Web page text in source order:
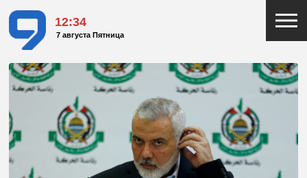
12:34
7 августа Пятница